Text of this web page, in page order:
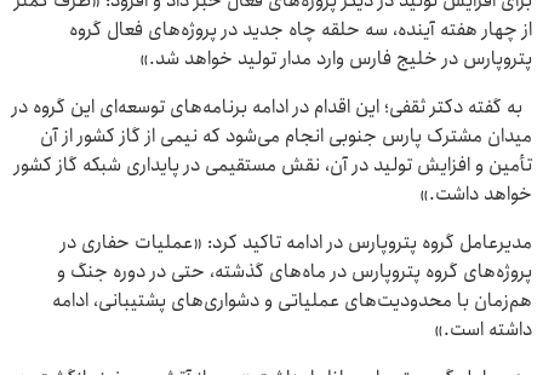
از چهار هفته آینده، سه حلقه چاه جدید در پروژه‌های فعال گروه
پتروپارس در خلیج فارس وارد مدار تولید خواهد شد.»
به گفته دکتر ثقفی؛ این اقدام در ادامه برنامه‌های توسعه‌ای این گروه در
میدان مشترک پارس جنوبی انجام می‌شود که نیمی از گاز کشور از آن
تأمین و افزایش تولید در آن، نقش مستقیمی در پایداری شبکه گاز کشور
خواهد داشت.»
مدیرعامل گروه پتروپارس در ادامه تاکید کرد: «عملیات حفاری در
پروژه‌های گروه پتروپارس در ماه‌های گذشته، حتی در دوره جنگ و
هم‌زمان با محدودیت‌های عملیاتی و دشواری‌های پشتیبانی، ادامه
داشته است.»